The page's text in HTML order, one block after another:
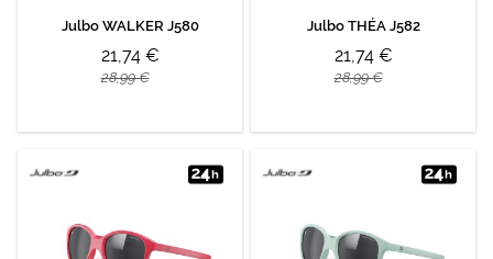
Julbo WALKER J580
21,74 €
28,99 €
Julbo THÉA J582
21,74 €
28,99 €